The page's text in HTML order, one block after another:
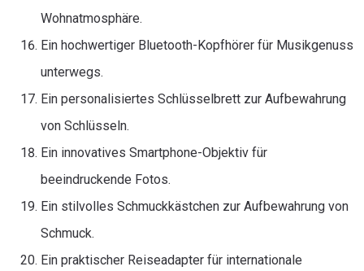
Wohnatmosphäre.
Ein hochwertiger Bluetooth-Kopfhörer für Musikgenuss
unterwegs.
Ein personalisiertes Schlüsselbrett zur Aufbewahrung
von Schlüsseln.
Ein innovatives Smartphone-Objektiv für
beeindruckende Fotos.
Ein stilvolles Schmuckkästchen zur Aufbewahrung von
Schmuck.
Ein praktischer Reiseadapter für internationale